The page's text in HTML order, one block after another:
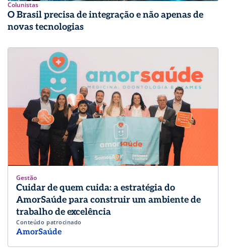
Colunistas
O Brasil precisa de integração e não apenas de
novas tecnologias
Gestão
Cuidar de quem cuida: a estratégia do
AmorSaúde para construir um ambiente de
trabalho de excelência
Conteúdo patrocinado
AmorSaúde